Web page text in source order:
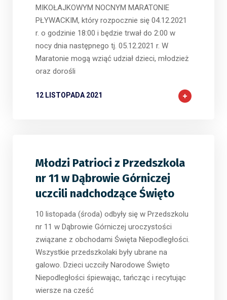
MIKOŁAJKOWYM NOCNYM MARATONIE
PŁYWACKIM, który rozpocznie się 04.12.2021
r. o godzinie 18:00 i będzie trwał do 2:00 w
nocy dnia następnego tj. 05.12.2021 r. W
Maratonie mogą wziąć udział dzieci, młodzież
oraz dorośli
12 LISTOPADA 2021
Młodzi Patrioci z Przedszkola
nr 11 w Dąbrowie Górniczej
uczcili nadchodzące Święto
10 listopada (środa) odbyły się w Przedszkolu
nr 11 w Dąbrowie Górniczej uroczystości
związane z obchodami Święta Niepodległości.
Wszystkie przedszkolaki były ubrane na
galowo. Dzieci uczciły Narodowe Święto
Niepodległości śpiewając, tańcząc i recytując
wiersze na cześć